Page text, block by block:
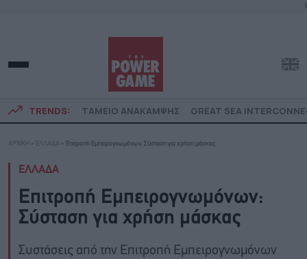
TRENDS: ΤΑΜΕΙΟ ΑΝΑΚΑΜΨΗΣ GREAT SEA
ΑΡΧΙΚΗ » ΕΛΛΑΔΑ » Επιτροπή Εμπειρογνωμόνων: Σύσταση για χρήση μάσκας
ΕΛΛΑΔΑ
Επιτροπή Εμπειρογνωμόνων:
Σύσταση για χρήση μάσκας
Συστάσεις από την Επιτροπή Εμπειρογνωμόνων